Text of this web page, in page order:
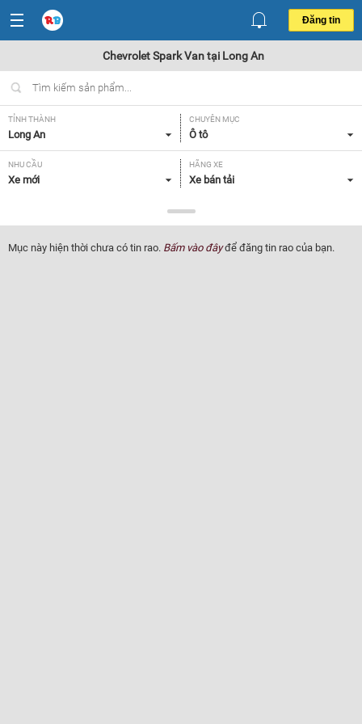
Đăng tin
Chevrolet Spark Van tại Long An
TỈNH THÀNH
Long An
CHUYÊN MỤC
Ô tô
NHU CẦU
Xe mới
HÃNG XE
Xe bán tải
Chevrolet Spark Van
NĂM SẢN XUẤT
Tất cả
GIÁ XE XUẤT XỨ
Mục này hiện thời chưa có tin rao. Bấm vào đâyđể đăng tin rao của bạn.